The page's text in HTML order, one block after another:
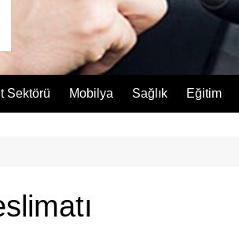
Sektörü Mobilya Sağlık Eğitim